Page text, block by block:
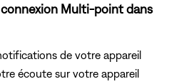
connexion Multi-point dans
de votre appareil
écoute sur votre appareil